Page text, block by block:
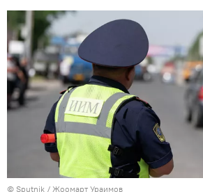
© Sputnik / Жоомарт Ураимов